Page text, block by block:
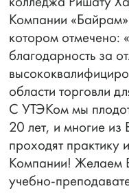
Компании
котором
благодарность за
области торговли
С УТЭКом мы
20 лет, и многие
проходят практику
Компании! Желаем
учебно-